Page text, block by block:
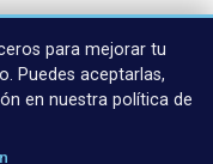
cookies
para mejorar tu
Puedes aceptarlas,
en nuestra política de